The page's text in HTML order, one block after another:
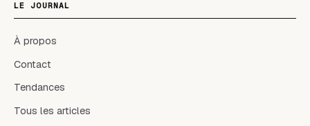
LE JOURNAL
À propos
Contact
Tendances
Tous les articles